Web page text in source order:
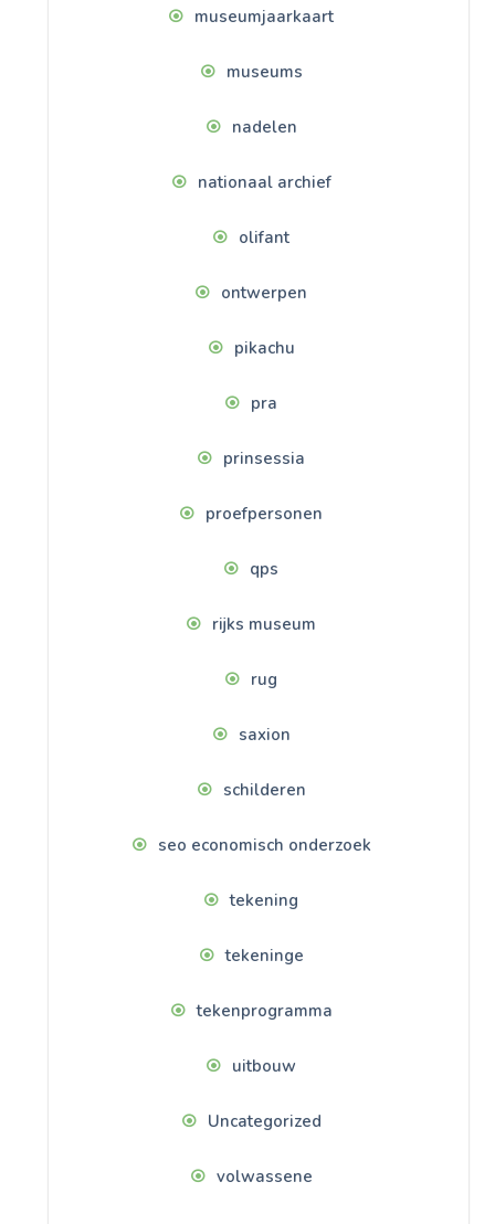
museumjaarkaart
museums
nadelen
nationaal archief
olifant
ontwerpen
pikachu
pra
prinsessia
proefpersonen
qps
rijks museum
rug
saxion
schilderen
seo economisch onderzoek
tekening
tekeninge
tekenprogramma
uitbouw
Uncategorized
volwassene